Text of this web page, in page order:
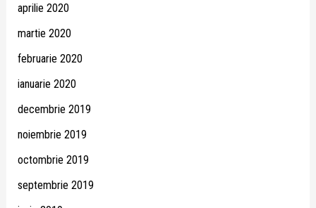
aprilie 2020
martie 2020
februarie 2020
ianuarie 2020
decembrie 2019
noiembrie 2019
octombrie 2019
septembrie 2019